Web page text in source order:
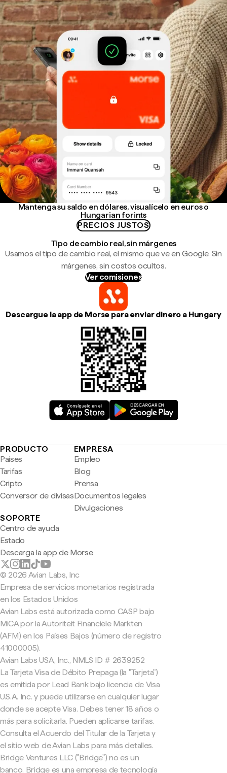
Mantenga su saldo en dólares, visualícelo en euros o
Hungarian forints
PRECIOS JUSTOS
Tipo de cambio real, sin márgenes
Usamos el tipo de cambio real, el mismo que ve en Google. Sin
márgenes, sin costos ocultos.
Ver comisiones
Descargue la app de Morse para enviar dinero a Hungary
PRODUCTO
Países
Tarifas
Cripto
Conversor de divisas
EMPRESA
Empleo
Blog
Prensa
Documentos legales
Divulgaciones
SOPORTE
Centro de ayuda
Estado
Descarga la app de Morse
© 2026 Avian Labs, Inc
Empresa de servicios monetarios registrada
en los Estados Unidos
Avian Labs está autorizada como CASP bajo
MiCA por la Autoriteit Financiële Markten
(AFM) en los Países Bajos (número de registro
41000005).
Avian Labs USA, Inc., NMLS ID # 2639252
La Tarjeta Visa de Débito Prepaga (la "Tarjeta")
es emitida por Lead Bank bajo licencia de Visa
U.S.A. Inc. y puede utilizarse en cualquier lugar
donde se acepte Visa. Debes tener 18 años o
más para solicitarla. Pueden aplicarse tarifas.
Consulta el Acuerdo del Titular de la Tarjeta y
el sitio web de Avian Labs para más detalles.
Bridge Ventures LLC ("Bridge") no es un
banco. Bridge es una empresa de tecnología